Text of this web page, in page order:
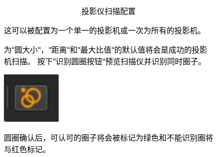
投影仪扫描配置
这可以被配置为一个单一的投影机或一次为所有的投影机。
为"圆大小"，"距离"和"最大比值"的默认值将会是成功的投影
机扫描。 按下"识别圆圈按钮"预览扫描仪并识别同时圈子。
圆圈确认后，可认可的圈子将会被标记为绿色和不能识别圈将
与红色标记。